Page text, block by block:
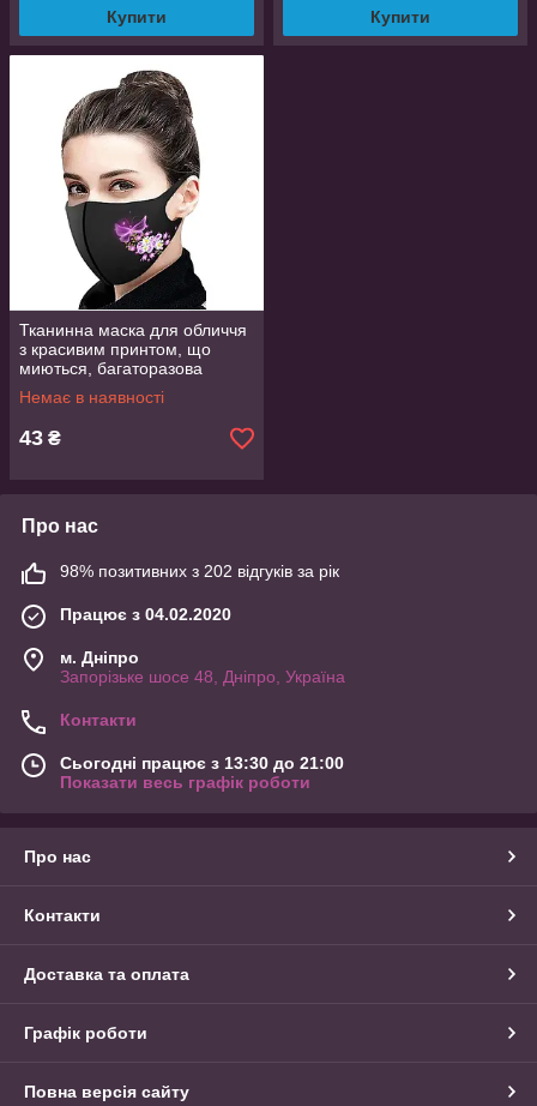
Купити Купити
Тканинна маска для обличчя
з красивим принтом, що
миються, багаторазова
маска, легко дихати в ній
Немає в наявності
43 ₴
Про нас
98% позитивних з 202 відгуків за рік
Працює з 04.02.2020
м. Дніпро
Запорізьке шосе 48, Дніпро, Україна
Контакти
Сьогодні працює з 13:30 до 21:00
Показати весь графік роботи
Про нас
Контакти
Доставка та оплата
Графік роботи
Повна версія сайту